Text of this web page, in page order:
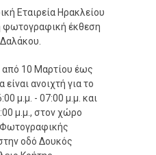
Εταιρεία Ηρακλείου
φωτογραφική έκθεση
από 10 Μαρτίου έως
ανοιχτή για το
μ.μ. - 07:00 μ.μ. και
μ.μ., στον χώρο
Φωτογραφικής
οδό Δουκός